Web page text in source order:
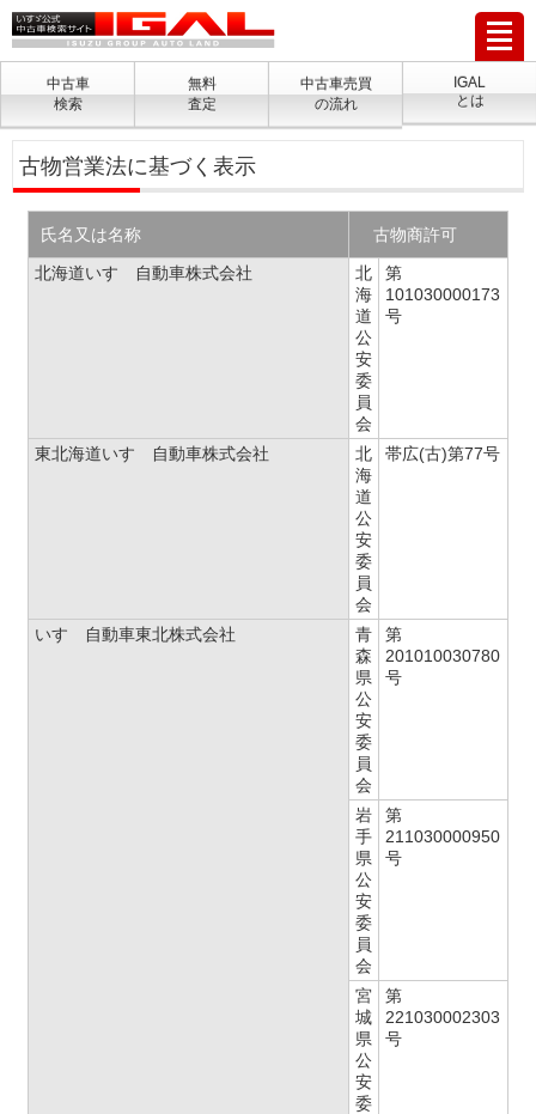
中古車
検索
無料
査定
中古車売買
の流れ
IGAL
とは
古物営業法に基づく表示
氏名又は名称
古物商許可
北海道いすゞ自動車株式会社
北
海
道
公
安
委
員
会
第
101030000173
号
東北海道いすゞ自動車株式会社
北
海
道
公
安
委
員
会
帯広(古)第77号
いすゞ自動車東北株式会社
青
森
県
公
安
委
員
会
第
201010030780
号
岩
手
県
公
安
委
員
会
第
211030000950
号
宮
城
県
公
安
委
第
221030002303
号